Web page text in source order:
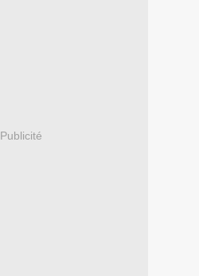
Publicité